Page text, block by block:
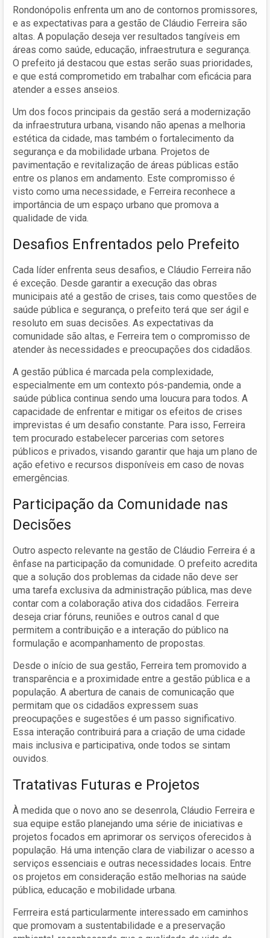
Rondonópolis enfrenta um ano de contornos promissores,
e as expectativas para a gestão de Cláudio Ferreira são
altas. A população deseja ver resultados tangíveis em
áreas como saúde, educação, infraestrutura e segurança.
O prefeito já destacou que estas serão suas prioridades,
e que está comprometido em trabalhar com eficácia para
atender a esses anseios.
Um dos focos principais da gestão será a modernização
da infraestrutura urbana, visando não apenas a melhoria
estética da cidade, mas também o fortalecimento da
segurança e da mobilidade urbana. Projetos de
pavimentação e revitalização de áreas públicas estão
entre os planos em andamento. Este compromisso é
visto como uma necessidade, e Ferreira reconhece a
importância de um espaço urbano que promova a
qualidade de vida.
Desafios Enfrentados pelo Prefeito
Cada líder enfrenta seus desafios, e Cláudio Ferreira não
é exceção. Desde garantir a execução das obras
municipais até a gestão de crises, tais como questões de
saúde pública e segurança, o prefeito terá que ser ágil e
resoluto em suas decisões. As expectativas da
comunidade são altas, e Ferreira tem o compromisso de
atender às necessidades e preocupações dos cidadãos.
A gestão pública é marcada pela complexidade,
especialmente em um contexto pós-pandemia, onde a
saúde pública continua sendo uma loucura para todos. A
capacidade de enfrentar e mitigar os efeitos de crises
imprevistas é um desafio constante. Para isso, Ferreira
tem procurado estabelecer parcerias com setores
públicos e privados, visando garantir que haja um plano de
ação efetivo e recursos disponíveis em caso de novas
emergências.
Participação da Comunidade nas
Decisões
Outro aspecto relevante na gestão de Cláudio Ferreira é a
ênfase na participação da comunidade. O prefeito acredita
que a solução dos problemas da cidade não deve ser
uma tarefa exclusiva da administração pública, mas deve
contar com a colaboração ativa dos cidadãos. Ferreira
deseja criar fóruns, reuniões e outros canal d que
permitem a contribuição e a interação do público na
formulação e acompanhamento de propostas.
Desde o início de sua gestão, Ferreira tem promovido a
transparência e a proximidade entre a gestão pública e a
população. A abertura de canais de comunicação que
permitam que os cidadãos expressem suas
preocupações e sugestões é um passo significativo.
Essa interação contribuirá para a criação de uma cidade
mais inclusiva e participativa, onde todos se sintam
ouvidos.
Tratativas Futuras e Projetos
À medida que o novo ano se desenrola, Cláudio Ferreira e
sua equipe estão planejando uma série de iniciativas e
projetos focados em aprimorar os serviços oferecidos à
população. Há uma intenção clara de viabilizar o acesso a
serviços essenciais e outras necessidades locais. Entre
os projetos em consideração estão melhorias na saúde
pública, educação e mobilidade urbana.
Ferrreira está particularmente interessado em caminhos
que promovam a sustentabilidade e a preservação